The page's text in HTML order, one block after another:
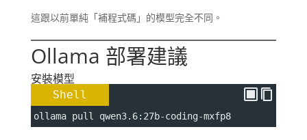
這跟以前單純「補程式碼」的模型完全不同。
Ollama 部署建議
安裝模型
Shell
ollama pull qwen3.6:27b-coding-mxfp8